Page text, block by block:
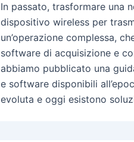
In passato, trasformare una
dispositivo wireless per
un’operazione complessa,
software di acquisizione e
abbiamo pubblicato una
e software disponibili
evoluta e oggi esistono